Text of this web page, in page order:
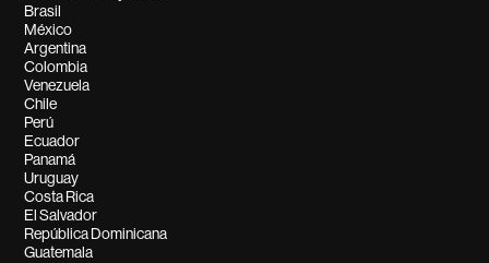
Brasil
México
Argentina
Colombia
Venezuela
Chile
Perú
Ecuador
Panamá
Uruguay
Costa Rica
El Salvador
República Dominicana
Guatemala